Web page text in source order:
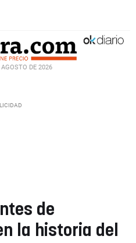
DE 2026
de
la historia del